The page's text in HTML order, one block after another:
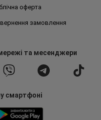
оферта
замовлення
та месенджери
смартфоні